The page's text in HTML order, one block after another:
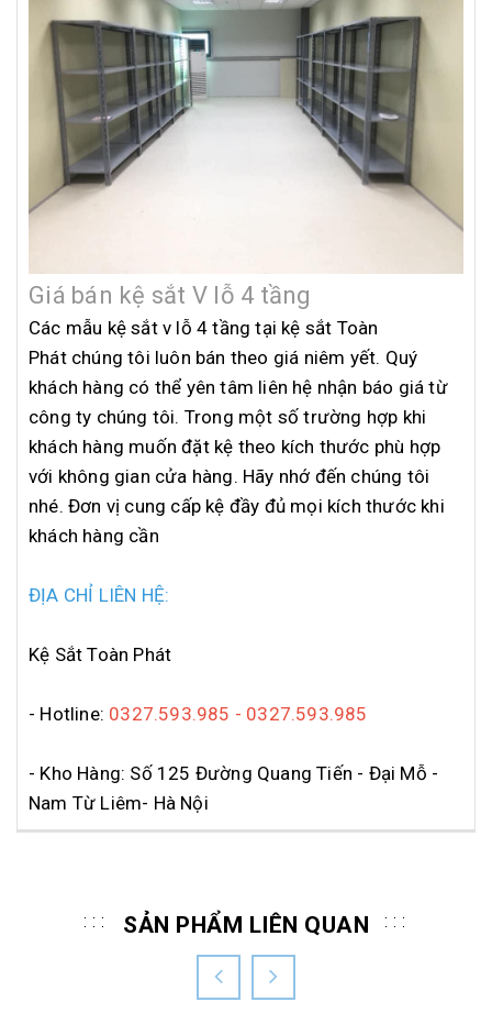
Giá bán kệ sắt V lỗ 4 tầng
Các mẫu kệ sắt v lỗ 4 tầng tại kệ sắt Toàn
Phát chúng tôi luôn bán theo giá niêm yết. Quý
khách hàng có thể yên tâm liên hệ nhận báo giá từ
công ty chúng tôi. Trong một số trường hợp khi
khách hàng muốn đặt kệ theo kích thước phù hợp
với không gian cửa hàng. Hãy nhớ đến chúng tôi
nhé. Đơn vị cung cấp kệ đầy đủ mọi kích thước khi
khách hàng cần
ĐỊA CHỈ LIÊN HỆ:
Kệ Sắt Toàn Phát
- Hotline: 0327.593.985 - 0327.593.985
- Kho Hàng: Số 125 Đường Quang Tiến - Đại Mỗ -
Nam Từ Liêm- Hà Nội
SẢN PHẨM LIÊN QUAN